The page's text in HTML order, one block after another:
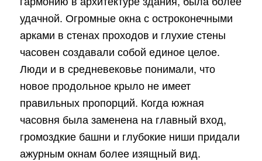
удачной. Огромные окна с остроконечными
арками в стенах проходов и глухие стены
часовен создавали собой единое целое.
Люди и в средневековье понимали, что
новое продольное крыло не имеет
правильных пропорций. Когда южная
часовня была заменена на главный вход,
громоздкие башни и глубокие ниши придали
ажурным окнам более изящный вид.